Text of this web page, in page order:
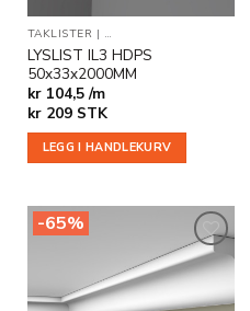
TAKLISTER | INDIREKTE BELYSNING
LYSLIST IL3 HDPS
50x33x2000MM
kr 104,5 /m
kr209 STK
LEGG I HANDLEKURV
-65%
Legg til
i